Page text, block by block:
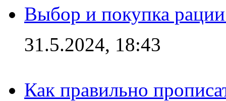
Выбор и покупка
31.5.2024, 18:43
Как правильно